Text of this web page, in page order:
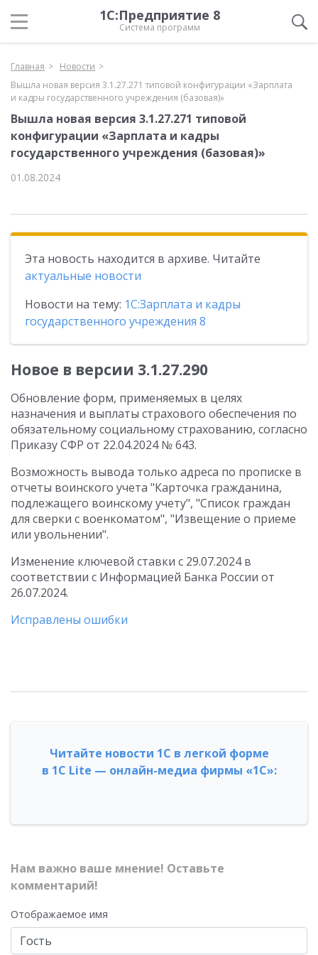
1С:Предприятие 8
Система программ
Главная
Новости
Вышла новая версия 3.1.27.271 типовой конфигурации «Зарплата
и кадры государственного учреждения (базовая)»
Вышла новая версия 3.1.27.271 типовой
конфигурации «Зарплата и кадры
государственного учреждения (базовая)»
01.08.2024
Эта новость находится в архиве. Читайте
актуальные новости
Новости на тему: 1С:Зарплата и кадры
государственного учреждения 8
Новое в версии 3.1.27.290
Обновление форм, применяемых в целях
назначения и выплаты страхового обеспечения по
обязательному социальному страхованию, согласно
Приказу СФР от 22.04.2024 № 643.
Возможность вывода только адреса по прописке в
отчеты воинского учета "Карточка гражданина,
подлежащего воинскому учету", "Список граждан
для сверки с военкоматом", "Извещение о приеме
или увольнении".
Изменение ключевой ставки с 29.07.2024 в
соответствии с Информацией Банка России от
26.07.2024.
Исправлены ошибки
Читайте новости 1С в легкой форме
в 1С Lite — онлайн-медиа фирмы «1С»:
Нам важно ваше мнение! Оставьте
комментарий!
Отображаемое имя